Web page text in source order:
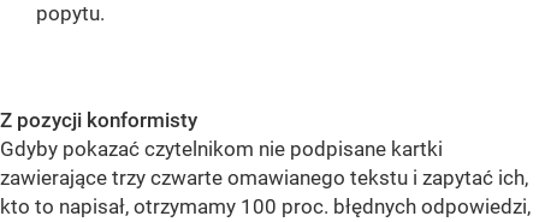
popytu.
Z pozycji konformisty
Gdyby pokazać czytelnikom nie podpisane kartki
zawierające trzy czwarte omawianego tekstu i zapytać ich,
kto to napisał, otrzymamy 100 proc. błędnych odpowiedzi,